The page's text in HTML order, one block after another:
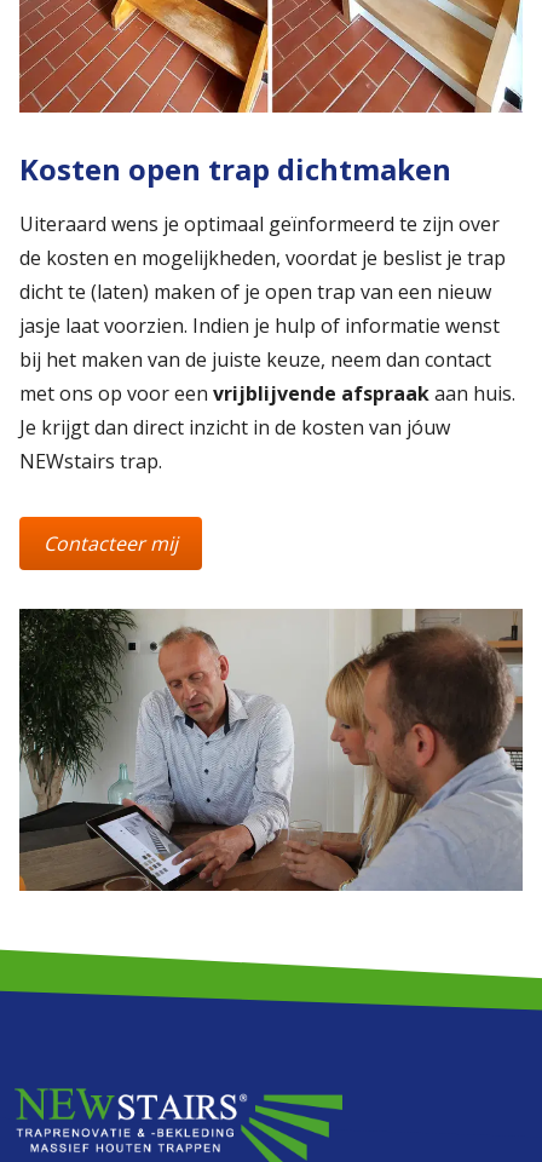
Kosten open trap dichtmaken
Uiteraard wens je optimaal geïnformeerd te zijn over
de kosten en mogelijkheden, voordat je beslist je trap
dicht te (laten) maken of je open trap van een nieuw
jasje laat voorzien. Indien je hulp of informatie wenst
bij het maken van de juiste keuze, neem dan contact
met ons op voor een vrijblijvende afspraakaan huis.
Je krijgt dan direct inzicht in de kosten van jóuw
NEWstairs trap.
Contacteer mij